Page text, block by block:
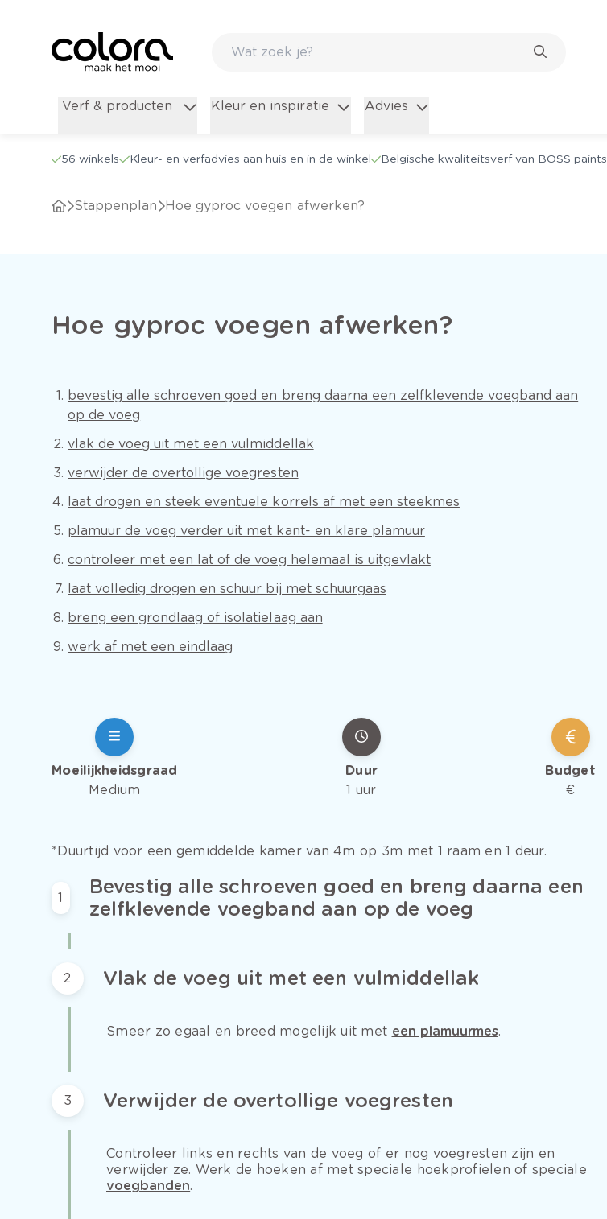
Verf & producten Kleur en inspiratie Advies
56 winkels Kleur- en verfadvies aan huis en in de winkel Belgische kwaliteitsverf van BOSS paints
Stappenplan Hoe gyproc voegen afwerken?
Hoe gyproc voegen afwerken?
bevestig alle schroeven goed en breng daarna een zelfklevende voegband aan
op de voeg
vlak de voeg uit met een vulmiddellak
verwijder de overtollige voegresten
laat drogen en steek eventuele korrels af met een steekmes
plamuur de voeg verder uit met kant- en klare plamuur
controleer met een lat of de voeg helemaal is uitgevlakt
laat volledig drogen en schuur bij met schuurgaas
breng een grondlaag of isolatielaag aan
werk af met een eindlaag
Moeilijkheidsgraad
Medium
Duur
1 uur
Budget
€
*Duurtijd voor een gemiddelde kamer van 4m op 3m met 1 raam en 1 deur.
1
Bevestig alle schroeven goed en breng daarna een
zelfklevende voegband aan op de voeg
2 Vlak de voeg uit met een vulmiddellak
Smeer zo egaal en breed mogelijk uit met een plamuurmes.
3 Verwijder de overtollige voegresten
Controleer links en rechts van de voeg of er nog voegresten zijn en
verwijder ze. Werk de hoeken af met speciale hoekprofielen of speciale
voegbanden.